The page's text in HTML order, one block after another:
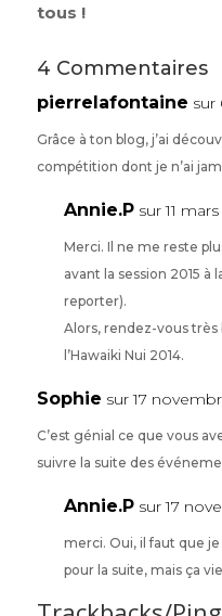
tous !
4 Commentaires
pierrelafontaine sur
Grâce à ton blog, j’ai
compétition dont je n’ai
Annie.P sur 11 mars
Merci. Il ne me reste
avant la session 2015 à
reporter).
Alors, rendez-vous
l’Hawaiki Nui 2014.
Sophie sur 17
C’est génial ce que vous
suivre la suite des
Annie.P sur 17
merci. Oui, il faut que
pour la suite, mais ça